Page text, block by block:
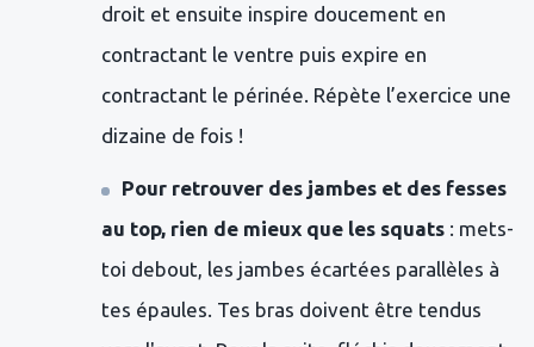
droit et ensuite inspire doucement en
contractant le ventre puis expire en
contractant le périnée. Répète l’exercice une
dizaine de fois !
Pour retrouver des jambes et des fesses
au top, rien de mieux que les squats : mets-
toi debout, les jambes écartées parallèles à
tes épaules. Tes bras doivent être tendus